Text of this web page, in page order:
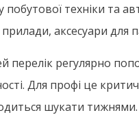
техніки та
аксесуари для
перелік регулярно
Для профі це
шукати тижнями.